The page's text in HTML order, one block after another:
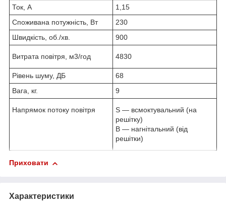
Ток, А
1,15
Споживана потужність, Вт
230
Швидкість, об./хв.
900
Витрата повітря, м3/год 4830
Рівень шуму, ДБ
68
Вага, кг.
9
Напрямок потоку повітря
S — всмоктувальний (на
решітку)
B — нагнітальний (від
решітки)
Приховати
Характеристики